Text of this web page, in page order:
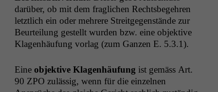
darüber, ob mit dem fraglichen Rechts­begehren
let­ztlich ein oder mehrere Stre­it­ge­gen­stände zur
Beurteilung gestellt wur­den bzw. eine objek­tive
Kla­gen­häu­fung vor­lag (zum Ganzen E. 5.3.1).
Eine objek­tive Kla­gen­häu­fung ist gemäss Art.
90 ZPO zuläs­sig, wenn für die einzel­nen